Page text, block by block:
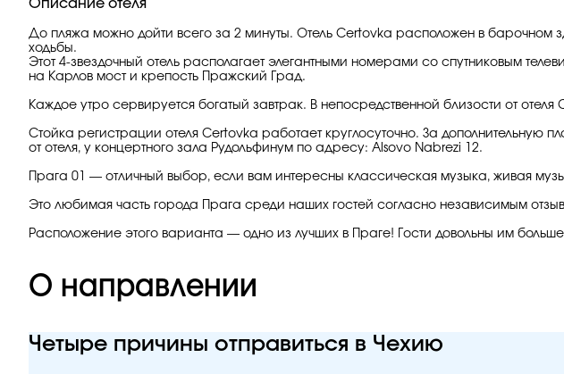
Описание отеля
До пляжа можно дойти всего за 2 минуты. Отель Certovka расположен в
ходьбы.
Этот 4-звездочный отель располагает элегантными номерами со спутниковым
на Карлов мост и крепость Пражский Град.
Каждое утро сервируется богатый завтрак. В непосредственной близости от
Стойка регистрации отеля Certovka работает круглосуточно. За дополнительную
от отеля, у концертного зала Рудольфинум по адресу: Alsovo Nabrezi 12.
Прага 01 — отличный выбор, если вам интересны классическая музыка, живая
Это любимая часть города Прага среди наших гостей согласно независимым
Расположение этого варианта — одно из лучших в Праге! Гости довольны им
О направлении
Четыре причины отправиться в Чехию